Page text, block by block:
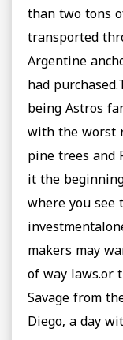
than two tons
transported
Argentine
had
being Astros
with the worst
pine trees and
it the
where you see
makers may
of way laws.or
Savage from
Diego, a day